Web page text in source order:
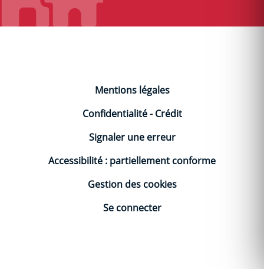
Mentions légales
Confidentialité-Crédit
Signaler une erreur
Accessibilité : partiellement conforme
Gestion des cookies
Se connecter